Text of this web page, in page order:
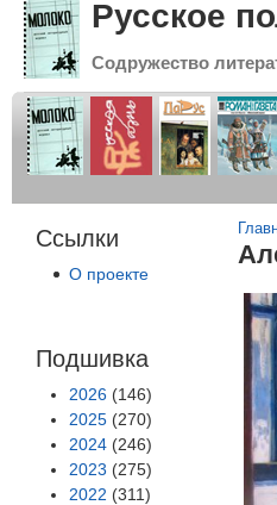
Русское
Содружество
Ссылки
О проекте
Подшивка
2026 (146)
2025 (270)
2024 (246)
2023 (275)
2022 (311)
Вы